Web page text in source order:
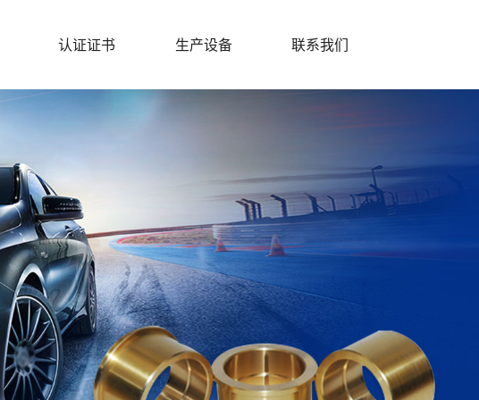
认证证书 生产设备 联系我们